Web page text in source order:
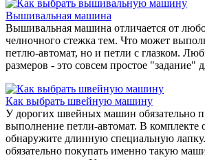
Вышивальная машина
Вышивальная машина отличается от
челночного стежка тем. Что может
петлю-автомат, но и петли с глазком.
размеров - это совсем простое "задание"
Как выбрать швейную машину
У дорогих швейных машин обязательно
выполнение петли-автомат. В комплекте
обнаружите длинную специальную
обязательно покупать именно такую